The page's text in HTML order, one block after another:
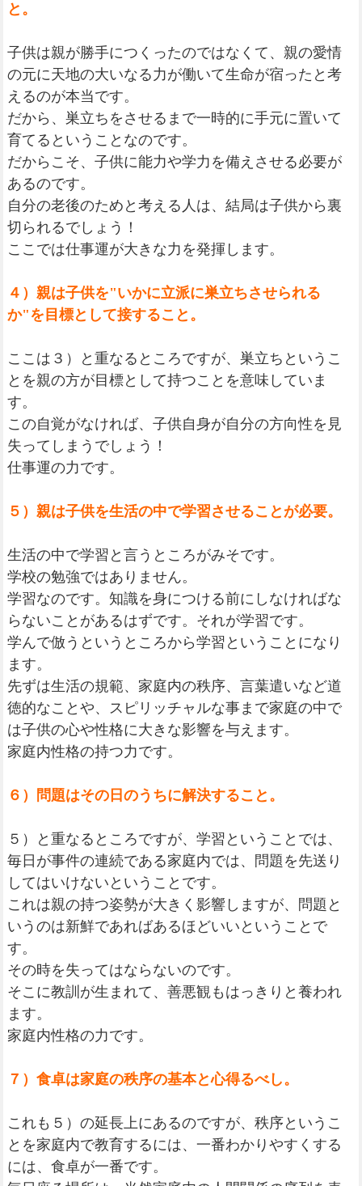
と。
子供は親が勝手につくったのではなくて、親の愛情
の元に天地の大いなる力が働いて生命が宿ったと考
えるのが本当です。
だから、巣立ちをさせるまで一時的に手元に置いて
育てるということなのです。
だからこそ、子供に能力や学力を備えさせる必要が
あるのです。
自分の老後のためと考える人は、結局は子供から裏
切られるでしょう！
ここでは仕事運が大きな力を発揮します。
４）親は子供を"いかに立派に巣立ちさせられる
か"を目標として接すること。
ここは３）と重なるところですが、巣立ちというこ
とを親の方が目標として持つことを意味していま
す。
この自覚がなければ、子供自身が自分の方向性を見
失ってしまうでしょう！
仕事運の力です。
５）親は子供を生活の中で学習させることが必要。
生活の中で学習と言うところがみそです。
学校の勉強ではありません。
学習なのです。知識を身につける前にしなければな
らないことがあるはずです。それが学習です。
学んで倣うというところから学習ということになり
ます。
先ずは生活の規範、家庭内の秩序、言葉遣いなど道
徳的なことや、スピリッチャルな事まで家庭の中で
は子供の心や性格に大きな影響を与えます。
家庭内性格の持つ力です。
６）問題はその日のうちに解決すること。
５）と重なるところですが、学習ということでは、
毎日が事件の連続である家庭内では、問題を先送り
してはいけないということです。
これは親の持つ姿勢が大きく影響しますが、問題と
いうのは新鮮であればあるほどいいということで
す。
その時を失ってはならないのです。
そこに教訓が生まれて、善悪観もはっきりと養われ
ます。
家庭内性格の力です。
７）食卓は家庭の秩序の基本と心得るべし。
これも５）の延長上にあるのですが、秩序というこ
とを家庭内で教育するには、一番わかりやすくする
には、食卓が一番です。